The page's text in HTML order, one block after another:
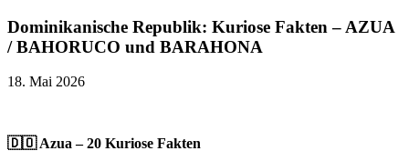
Dominikanische Republik: Kuriose Fakten – AZUA
/ BAHORUCO und BARAHONA
18. Mai 2026
🇩🇴 Azua – 20 Kuriose Fakten